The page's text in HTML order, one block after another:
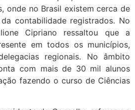
onde no Brasil existem cerca de
contabilidade registrados. No
Cipriano ressaltou que a
em todos os municípios,
regionais. No âmbito
com mais de 30 mil alunos
fazendo o curso de Ciências